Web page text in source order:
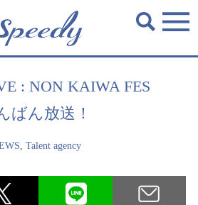
: NON KAIWA FES
ばん放送！
,Talent agency